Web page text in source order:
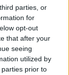
parties, or
for
opt-out
that after your
seeing
utilized by
prior to